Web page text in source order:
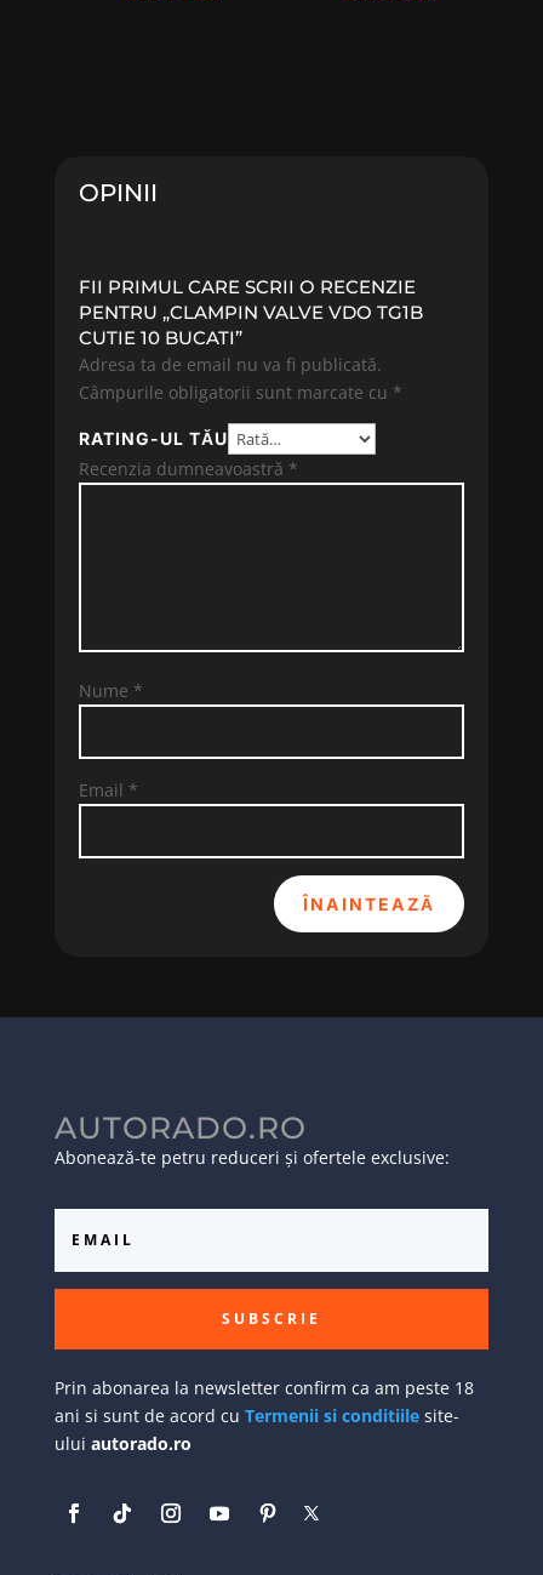
OPINII
FII PRIMUL CARE SCRII O RECENZIE
PENTRU „CLAMPIN VALVE VDO TG1B
CUTIE 10 BUCATI”
Adresa ta de email nu va fi publicată.
Câmpurile obligatorii sunt marcate cu *
RATING-UL TĂU
Recenzia dumneavoastră *
Nume *
Email *
ÎNAINTEAZĂ
AUTORADO.RO
Abonează-te petru reduceri și ofertele exclusive:
SUBSCRIE
Prin abonarea la newsletter confirm ca am peste 18
ani si sunt de acord cu Termenii si conditiilesite-
ului autorado.ro